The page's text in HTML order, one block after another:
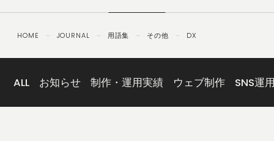
CREATIVE
IDENTITY
ABOUT
US
COMPANY
HOME － JOURNAL － 用語集 － その他 － DX
ALL お知らせ 制作・運用実績 ウェブ制作 SNS運